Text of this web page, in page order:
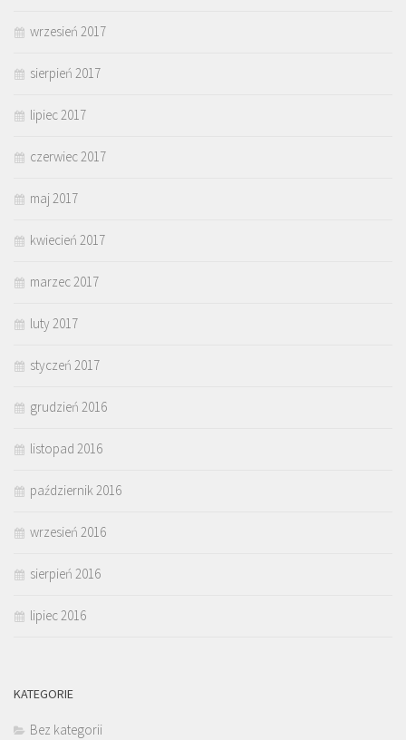
wrzesień 2017
sierpień 2017
lipiec 2017
czerwiec 2017
maj 2017
kwiecień 2017
marzec 2017
luty 2017
styczeń 2017
grudzień 2016
listopad 2016
październik 2016
wrzesień 2016
sierpień 2016
lipiec 2016
KATEGORIE
Bez kategorii